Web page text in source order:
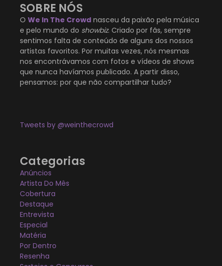
SOBRE NÓS
O We In The Crowd nasceu da paixão pela música
e pelo mundo do showbiz. Criado por fãs, sempre
sentimos falta de conteúdo de alguns dos nossos
artistas favoritos. Por muitas vezes, nós mesmas
nos encontrávamos com fotos e vídeos de shows
que nunca havíamos publicado. A partir disso,
pensamos: por que não compartilhar tudo?
Tweets by @weinthecrowd
Categorias
Anúncios
Artista Do Mês
Cobertura
Destaque
Entrevista
Especial
Matéria
Por Dentro
Resenha